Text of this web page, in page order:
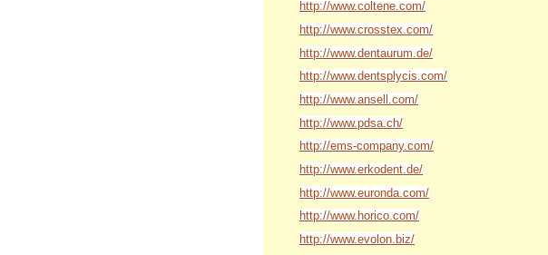
http://www.coltene.com/
http://www.crosstex.com/
http://www.dentaurum.de/
http://www.dentsplycis.com/
http://www.ansell.com/
http://www.pdsa.ch/
http://ems-company.com/
http://www.erkodent.de/
http://www.euronda.com/
http://www.horico.com/
http://www.evolon.biz/